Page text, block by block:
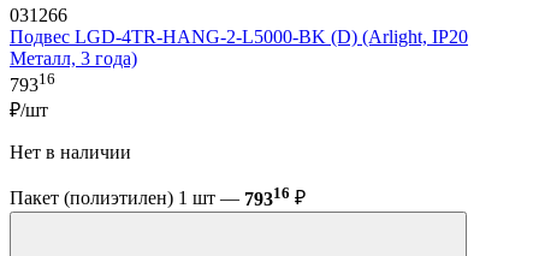
031266
Подвес LGD-4TR-HANG-2-L5000-BK (D) (Arlight, IP20
Металл, 3 года)
79316
₽/шт
Нет в наличии
Пакет (полиэтилен) 1 шт — 79316 ₽